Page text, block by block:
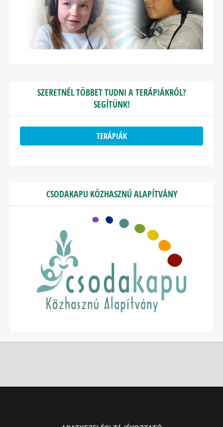
SZERETNÉL TÖBBET TUDNI A TERÁPIÁKRÓL?
SEGÍTÜNK!
TERÁPIÁK
CSODAKAPU KÖZHASZNÚ ALAPÍTVÁNY